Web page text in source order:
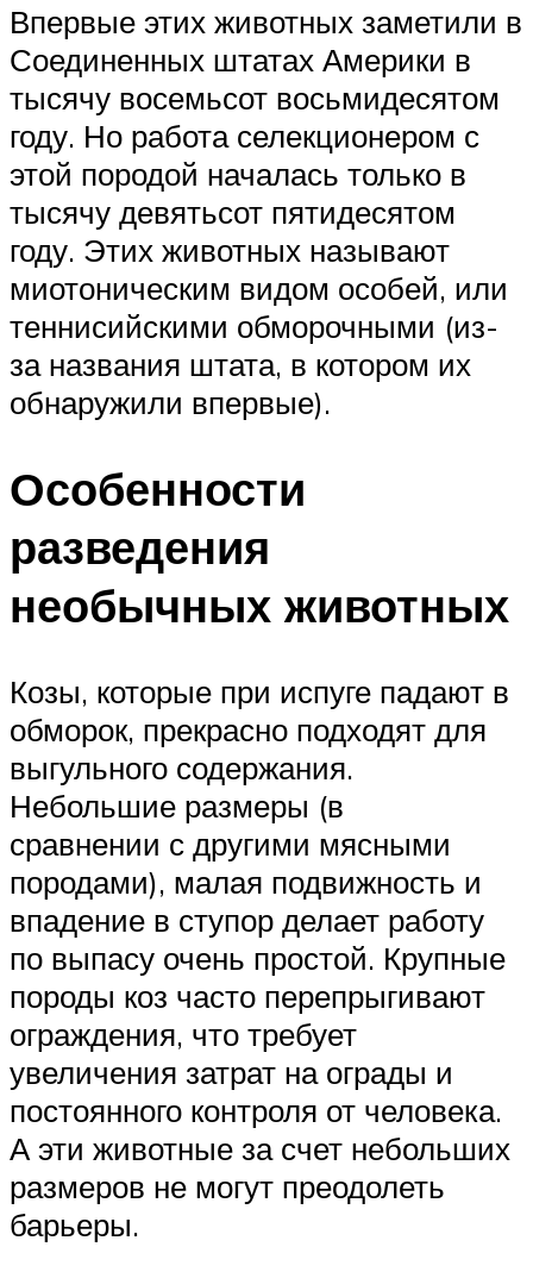
Впервые этих животных заметили в
Соединенных штатах Америки в
тысячу восемьсот восьмидесятом
году. Но работа селекционером с
этой породой началась только в
тысячу девятьсот пятидесятом
году. Этих животных называют
миотоническим видом особей, или
теннисийскими обморочными (из-
за названия штата, в котором их
обнаружили впервые).
Особенности
разведения
необычных животных
Козы, которые при испуге падают в
обморок, прекрасно подходят для
выгульного содержания.
Небольшие размеры (в
сравнении с другими мясными
породами), малая подвижность и
впадение в ступор делает работу
по выпасу очень простой. Крупные
породы коз часто перепрыгивают
ограждения, что требует
увеличения затрат на ограды и
постоянного контроля от человека.
А эти животные за счет небольших
размеров не могут преодолеть
барьеры.